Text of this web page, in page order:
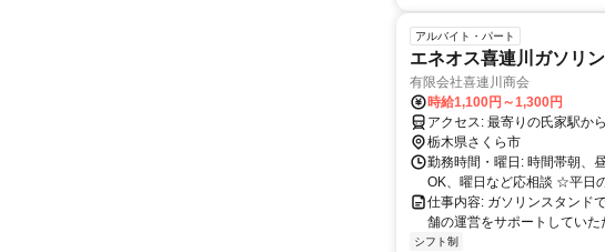
アルバイト・パート
エネオス喜連川ガソリ
有限会社喜連川商会
時給1,100円～1,300円
アクセス: 最寄りの氏
栃木県さくら市
勤務時間・曜日: 時間帯朝、
OK、曜日など応相談 ☆平日
仕事内容: ガソリンスタンド
舗の運営をサポートしてい
シフト制